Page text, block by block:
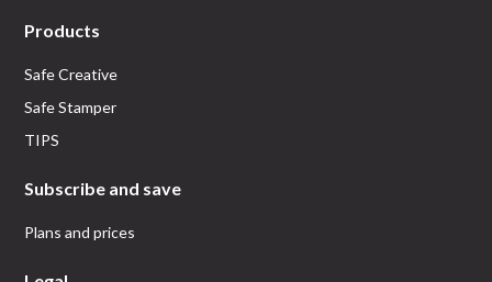
Products
Safe Creative
Safe Stamper
TIPS
Subscribe and save
Plans and prices